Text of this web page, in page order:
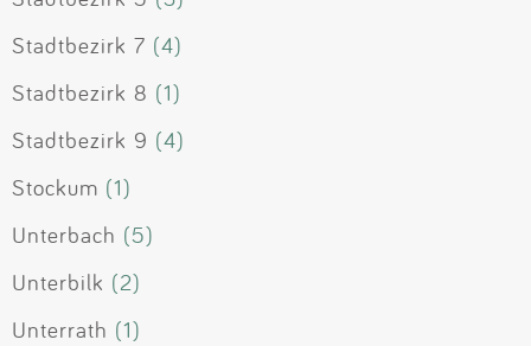
Stadtbezirk 7 (4)
Stadtbezirk 8 (1)
Stadtbezirk 9 (4)
Stockum (1)
Unterbach (5)
Unterbilk (2)
Unterrath (1)